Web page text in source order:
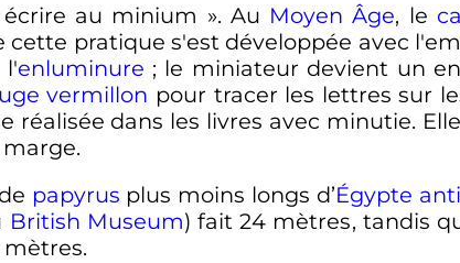
au minium ». Au Moyen Âge, le
cette pratique s'est développée avec
l'enluminure ; le miniateur devient un
vermillon pour tracer les lettres sur
dans les livres avec minutie.
papyrus plus moins longs d’Égypte
British Museum) fait24 mètres, tandis
mètres.